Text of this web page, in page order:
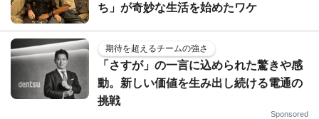
ち」が奇妙な生活を始めたワケ
期待を超えるチームの強さ
「さすが」の一言に込められた驚きや感
動。新しい価値を生み出し続ける電通の
挑戦
Sponsored